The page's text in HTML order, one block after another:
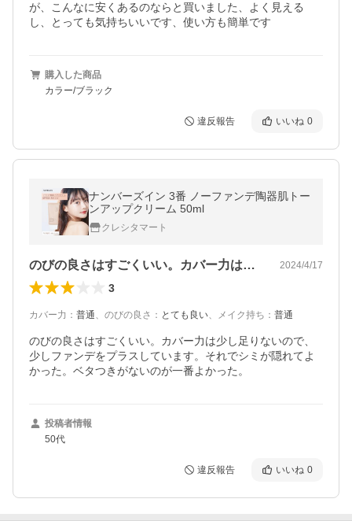
が、こんなに安くあるのならと買いました、よく見える
し、とっても気持ちいいです、使い方も簡単です
購入した商品
カラー/ブラック
違反報告 いいね 0
ナンバーズイン 3番 ノーファンデ陶器肌トー
ンアップクリーム 50ml
クレシタマート
のびの良さはすごくいい。カバー力は少し… 2024/4/17
3
カバー力 ： 普通、 のびの良さ ： とても良い、 メイク持ち ： 普通
のびの良さはすごくいい。カバー力は少し足りないので、
少しファンデをプラスしています。それでシミが隠れてよ
かった。ベタつきがないのが一番よかった。
投稿者情報
50代
違反報告 いいね 0